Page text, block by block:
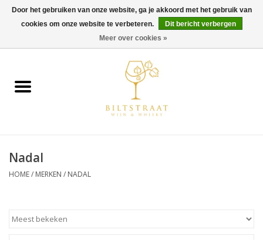
0 Artikelen - €0,00
Wijn
Gin & Tonic
Gedestilleerd
Nadal
HOME/ MERKEN / NADAL
Door het gebruiken van onze website, ga je akkoord met het gebruik van
cookies om onze website te verbeteren.
Dit bericht verbergen
Meer over cookies »